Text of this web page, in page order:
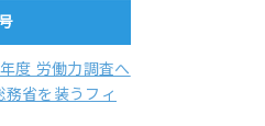
度 労働力調査へ
省を装うフィ